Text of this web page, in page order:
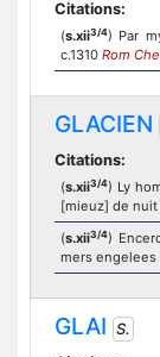
Citations:
(s.xii3/4) Par
c.1310 Rom
GLACIEN
Citations:
(s.xii3/4) Ly
[mieuz] de
(s.xii3/4)
mers
GLAI S.